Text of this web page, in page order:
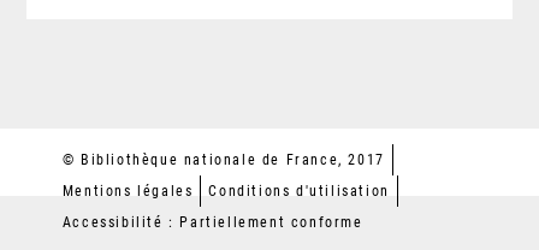
© Bibliothèque nationale de France, 2017
Mentions légales
Conditions d'utilisation
Accessibilité : Partiellement conforme